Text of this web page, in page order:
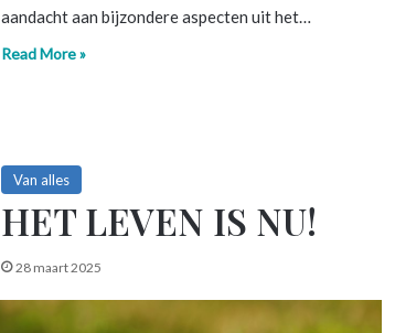
aandacht aan bijzondere aspecten uit het…
Read More »
Van alles
HET LEVEN IS NU!
28 maart 2025